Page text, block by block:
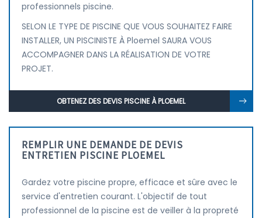
professionnels piscine.
SELON LE TYPE DE PISCINE QUE VOUS SOUHAITEZ FAIRE
INSTALLER, UN PISCINISTE À Ploemel SAURA VOUS
ACCOMPAGNER DANS LA RÉALISATION DE VOTRE
PROJET.
OBTENEZ DES DEVIS PISCINE À PLOEMEL
REMPLIR UNE DEMANDE DE DEVIS
ENTRETIEN PISCINE PLOEMEL
Gardez votre piscine propre, efficace et sûre avec le
service d'entretien courant. L'objectif de tout
professionnel de la piscine est de veiller à la propreté